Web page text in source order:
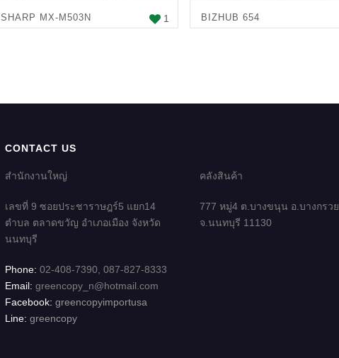
1
SHARP MX-M503N BIZHUB 654
CONTACT US
สำนักงานใหญ่
เลขที่ 9 ซอยประชาราษฎร์5 แยก14
ตำบล ตลาดขวัญ อำเภอเมือง จังหวัด
นนทบุรี
Phone: 02-408-7390, 087-827-8333
Email: greencopy_n@hotmail.com
Facebook: greencopyimportusa
Line: greencopy
คลังสินค้า
777 หมู่4 ต.บางขนุน อ.บางกรวย
จ.นนทบุรี 11130